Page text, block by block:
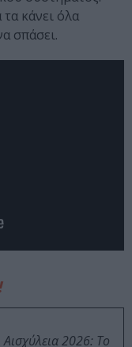
κάνει όλα
σπάσει.
2026: Το